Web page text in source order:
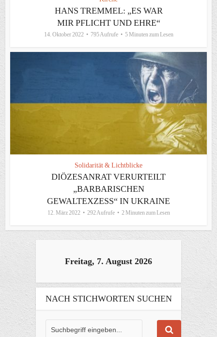
HANS TREMMEL: „ES WAR
MIR PFLICHT UND EHRE“
14. Oktober 2022 795 Aufrufe 5 Minuten zum Lesen
Solidarität & Lichtblicke
DIÖZESANRAT VERURTEILT
„BARBARISCHEN
GEWALTEXZESS“ IN UKRAINE
12. März 2022 292 Aufrufe 2 Minuten zum Lesen
Freitag, 7. August 2026
NACH STICHWORTEN SUCHEN